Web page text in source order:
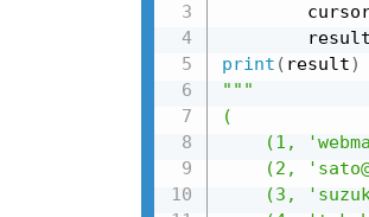
print ( result)
"""
(
(1,
(2,
(3,